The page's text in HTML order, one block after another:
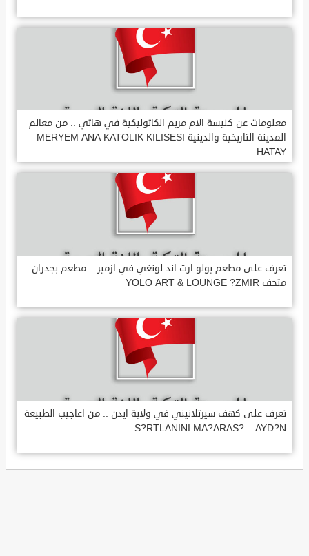
معلومات عن كنيسة الام مريم الكاثوليكية في هاتي .. من معالم
المدينة التاريخية والدينية MERYEM ANA KATOLIK KILISESI
HATAY
تعرف على مطعم يولو ارت اند لونغي في ازمير .. مطعم بجدران
متحف YOLO ART & LOUNGE ?ZMIR
تعرف على كهف سيرتلانيني في ولاية ايدن .. من اعاجيب الطبيعة
S?RTLANINI MA?ARAS? – AYD?N